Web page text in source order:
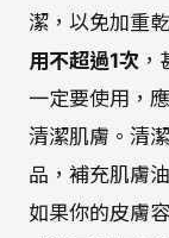
潔，以免加重
用不超過1次
一定要使用，
清潔肌膚。清
品，補充肌膚
如果你的皮膚